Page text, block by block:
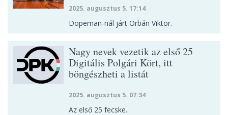
2025. augusztus 5. 17:14
Dopeman-nál járt Orbán Viktor.
Nagy nevek vezetik az első 25
Digitális Polgári Kört, itt
böngészheti a listát
2025. augusztus 5. 07:34
Az első 25 fecske.